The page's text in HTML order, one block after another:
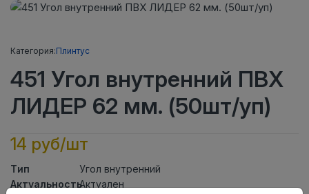
Категория:Плинтус
451 Угол внутренний ПВХ
ЛИДЕР 62 мм. (50шт/уп)
14 руб/шт
Тип
Угол внутренний
АктуальностьАктуален